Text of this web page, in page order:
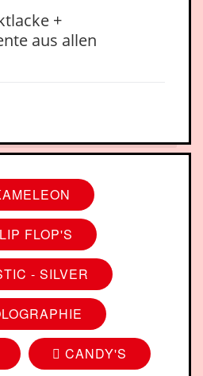
+
aus allen
FLOP'S
- SILVER
CANDY'S